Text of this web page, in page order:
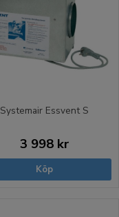
Systemair Essvent S
3 998 kr
Köp